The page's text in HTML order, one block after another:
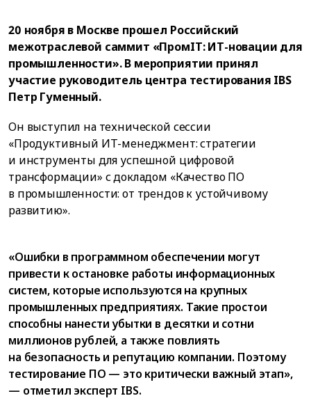
20 ноября в Москве прошел Российский
межотраслевой саммит «ПромIT: ИТ-новации для
промышленности». В мероприятии принял
участие руководитель центра тестирования IBS
Петр Гуменный.
Он выступил на технической сессии
«Продуктивный ИТ-менеджмент: стратегии
и инструменты для успешной цифровой
трансформации» с докладом «Качество ПО
в промышленности: от трендов к устойчивому
развитию».
«Ошибки в программном обеспечении могут
привести к остановке работы информационных
систем, которые используются на крупных
промышленных предприятиях. Такие простои
способны нанести убытки в десятки и сотни
миллионов рублей, а также повлиять
на безопасность и репутацию компании. Поэтому
тестирование ПО — это критически важный этап»,
— отметил эксперт IBS.